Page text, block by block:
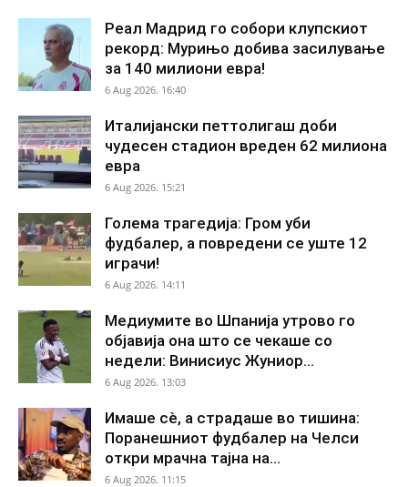
Реал Мадрид го собори клупскиот
рекорд: Мурињо добива засилување
за 140 милиони евра!
6 Aug 2026. 16:40
Италијански петтолигаш доби
чудесен стадион вреден 62 милиона
евра
6 Aug 2026. 15:21
Голема трагедија: Гром уби
фудбалер, а повредени се уште 12
играчи!
6 Aug 2026. 14:11
Медиумите во Шпанија утрово го
објавија она што се чекаше со
недели: Винисиус Жуниор...
6 Aug 2026. 13:03
Имаше сè, а страдаше во тишина:
Поранешниот фудбалер на Челси
откри мрачна тајна на...
6 Aug 2026. 11:15